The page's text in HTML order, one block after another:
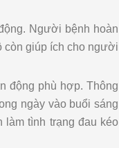
Người bệnh hoàn
còn giúp ích cho người
động phù hợp. Thông
ngày vào buổi sáng
làm tình trạng đau kéo